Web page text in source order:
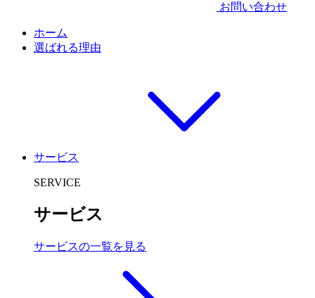
お問い合わせ
ホーム
選ばれる理由
サービス
SERVICE
サービス
サービスの一覧を見る